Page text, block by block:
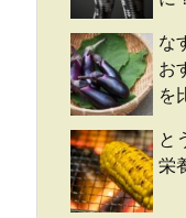
な
お
を
と
栄